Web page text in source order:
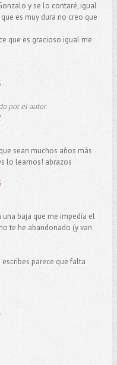
y se lo contaré, igual
es muy dura no creo que
que es gracioso igual me
por el autor.
sean muchos años más
lo leamos! abrazos
baja que me impedía el
te he abandonado (y van
escribes parece que falta